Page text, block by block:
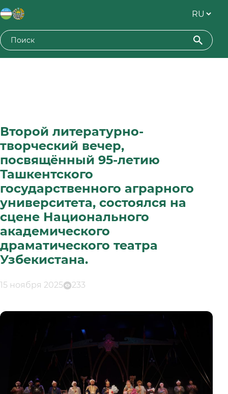
Второй литературно-
творческий вечер,
посвящённый 95-летию
Ташкентского
государственного аграрного
университета, состоялся на
сцене Национального
академического
драматического театра
Узбекистана.
15 ноября 2025 233